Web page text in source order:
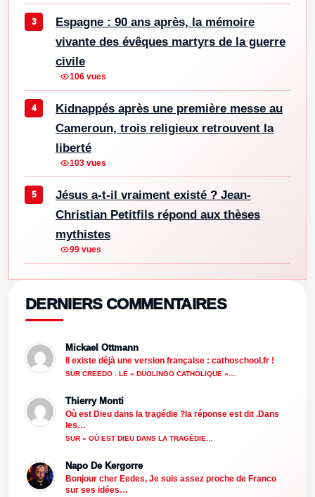
Espagne : 90 ans après, la mémoire
vivante des évêques martyrs de la guerre
civile
106 vues
Kidnappés après une première messe au
Cameroun, trois religieux retrouvent la
liberté
103 vues
Jésus a-t-il vraiment existé ? Jean-
Christian Petitfils répond aux thèses
mythistes
99 vues
DERNIERS COMMENTAIRES
Mickael Ottmann
Il existe déjà une version française : cathoschool.fr !
SUR CREEDO : LE « DUOLINGO CATHOLIQUE »…
Thierry Monti
Où est Dieu dans la tragédie ?la réponse est dit .Dans
les…
SUR « OÙ EST DIEU DANS LA TRAGÉDIE…
Napo De Kergorre
Bonjour cher Eedes, Je suis assez proche de Franco
sur ses idées…